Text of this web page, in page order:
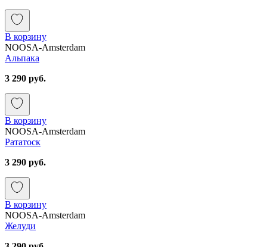
В корзину
NOOSA-Amsterdam
Альпака
3 290 руб.
В корзину
NOOSA-Amsterdam
Рататоск
3 290 руб.
В корзину
NOOSA-Amsterdam
Желуди